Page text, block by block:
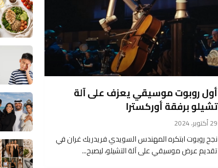
أول روبوت موسيقي يعزف على آلة
تشيلو برفقة أوركسترا
29 أكتوبر، 2024
نجح روبوت ابتكره المهندس السويدي فريدريك غران في
تقديم عرض موسيقي على آلة التشيلو، ليصبح...